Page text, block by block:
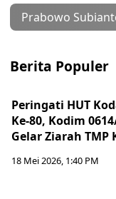
Prabowo
Berita Populer
Peringati HUT
Ke-80, Kodim
Gelar Ziarah TMP
18 Mei 2026, 1:40 PM